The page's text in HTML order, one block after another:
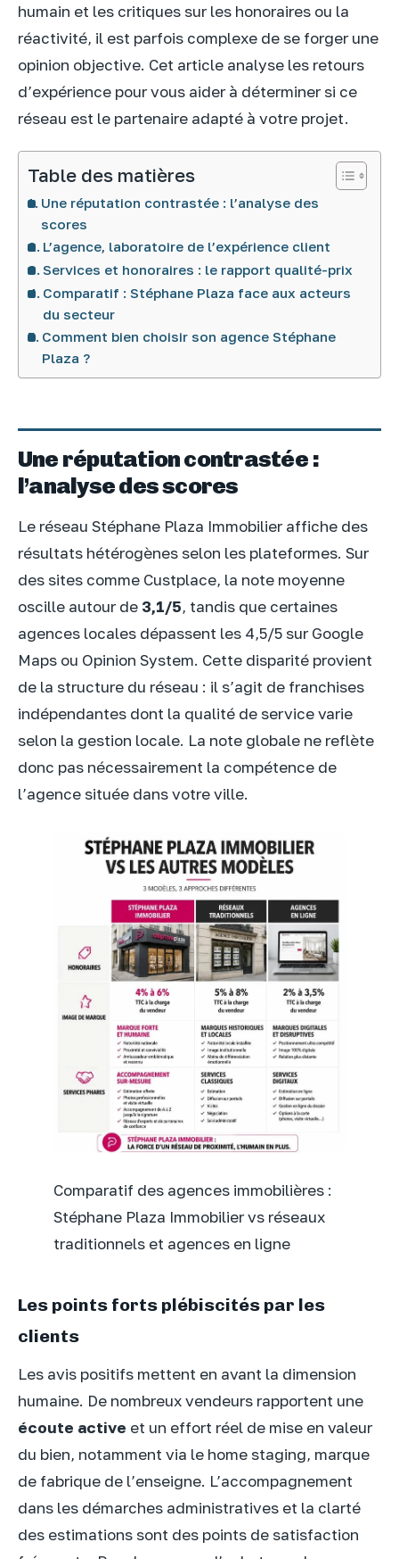
humain et les critiques sur les honoraires ou la
réactivité, il est parfois complexe de se forger une
opinion objective. Cet article analyse les retours
d’expérience pour vous aider à déterminer si ce
réseau est le partenaire adapté à votre projet.
Table des matières
Une réputation contrastée : l’analyse des
scores
L’agence, laboratoire de l’expérience client
Services et honoraires : le rapport qualité-prix
Comparatif : Stéphane Plaza face aux acteurs
du secteur
Comment bien choisir son agence Stéphane
Plaza ?
Une réputation contrastée :
l’analyse des scores
Le réseau Stéphane Plaza Immobilier affiche des
résultats hétérogènes selon les plateformes. Sur
des sites comme Custplace, la note moyenne
oscille autour de 3,1/5, tandis que certaines
agences locales dépassent les 4,5/5 sur Google
Maps ou Opinion System. Cette disparité provient
de la structure du réseau : il s’agit de franchises
indépendantes dont la qualité de service varie
selon la gestion locale. La note globale ne reflète
donc pas nécessairement la compétence de
l’agence située dans votre ville.
Comparatif des agences immobilières :
Stéphane Plaza Immobilier vs réseaux
traditionnels et agences en ligne
Les points forts plébiscités par les
clients
Les avis positifs mettent en avant la dimension
humaine. De nombreux vendeurs rapportent une
écoute active et un effort réel de mise en valeur
du bien, notamment via le home staging, marque
de fabrique de l’enseigne. L’accompagnement
dans les démarches administratives et la clarté
des estimations sont des points de satisfaction